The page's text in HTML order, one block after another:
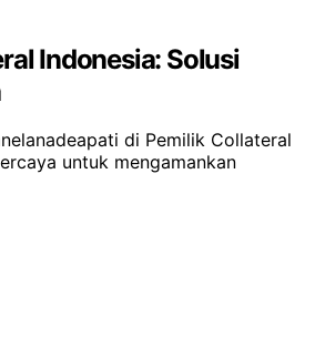
Indonesia: Solusi
di Pemilik Collateral
untuk mengamankan